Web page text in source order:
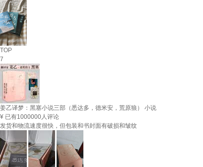
TOP
7
姜乙译梦：黑塞小说三部（悉达多，德米安，荒原狼） 小说
¥ 已有1000000人评论
发货和物流速度很快，但包装和书封面有破损和皱纹